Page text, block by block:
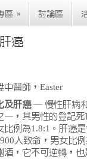
區 » 討論區
癌
中醫師，Easter
及肝癌— 慢性肝病
一，其男性的登記
比例為1.8:1。肝癌
人致命，男女比
酒，它不可逆轉，